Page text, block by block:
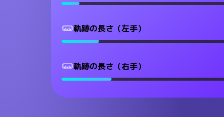
軌跡の長さ（左手）
軌跡の長さ（右手）